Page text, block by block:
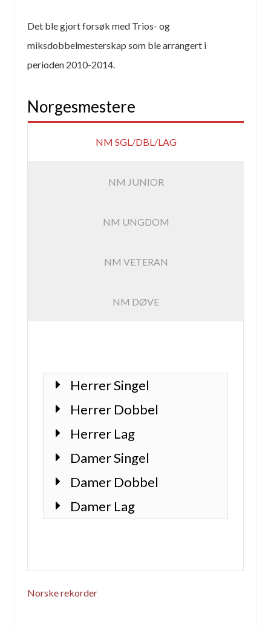
Det ble gjort forsøk med Trios- og
miksdobbelmesterskap som ble arrangert i
perioden 2010-2014.
Norgesmestere
NM SGL/DBL/LAG
NM JUNIOR
NM UNGDOM
NM VETERAN
NM DØVE
Herrer Singel
Herrer Dobbel
Herrer Lag
Damer Singel
Damer Dobbel
Damer Lag
Norske rekorder